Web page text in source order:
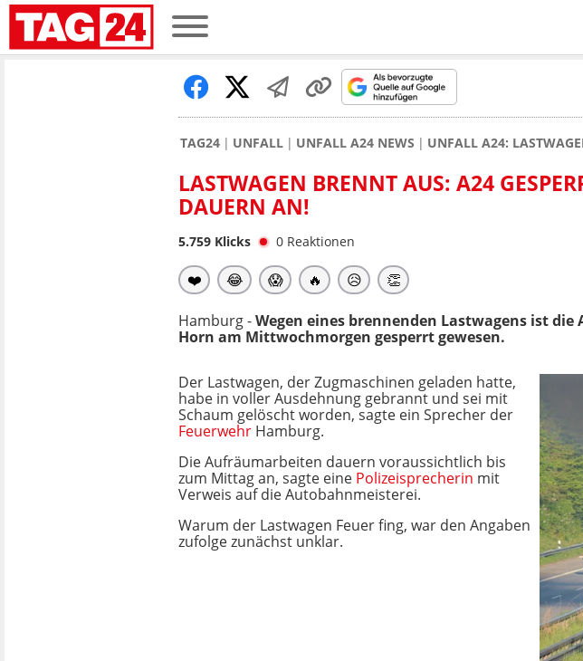
TAG24 UNFALL UNFALL A24 NEWS UNFALL A24:
LASTWAGEN BRENNT AUS: A24
DAUERN AN!
5.759 Klicks 0 Reaktionen
❤️ 😂 😱 🔥 😥 👏
Hamburg -Wegen eines brennenden Lastwagens ist die
Horn am Mittwochmorgen gesperrt gewesen.
Der Lastwagen, der Zugmaschinen geladen hatte,
habe in voller Ausdehnung gebrannt und sei mit
Schaum gelöscht worden, sagte ein Sprecher der
Feuerwehr Hamburg.
Die Aufräumarbeiten dauern voraussichtlich bis
zum Mittag an, sagte eine Polizeisprecherin mit
Verweis auf die Autobahnmeisterei.
Warum der Lastwagen Feuer fing, war den Angaben
zufolge zunächst unklar.